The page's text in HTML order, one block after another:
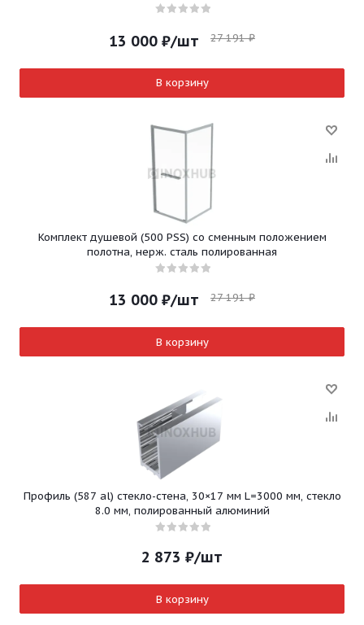
13 000 ₽/шт 27 191₽
В корзину
Комплект душевой (500 PSS) со сменным положением
полотна, нерж. сталь полированная
13 000 ₽/шт 27 191₽
В корзину
Профиль (587 al) стекло-стена, 30×17 мм L=3000 мм, стекло
8.0 мм, полированный алюминий
2 873 ₽/шт
В корзину